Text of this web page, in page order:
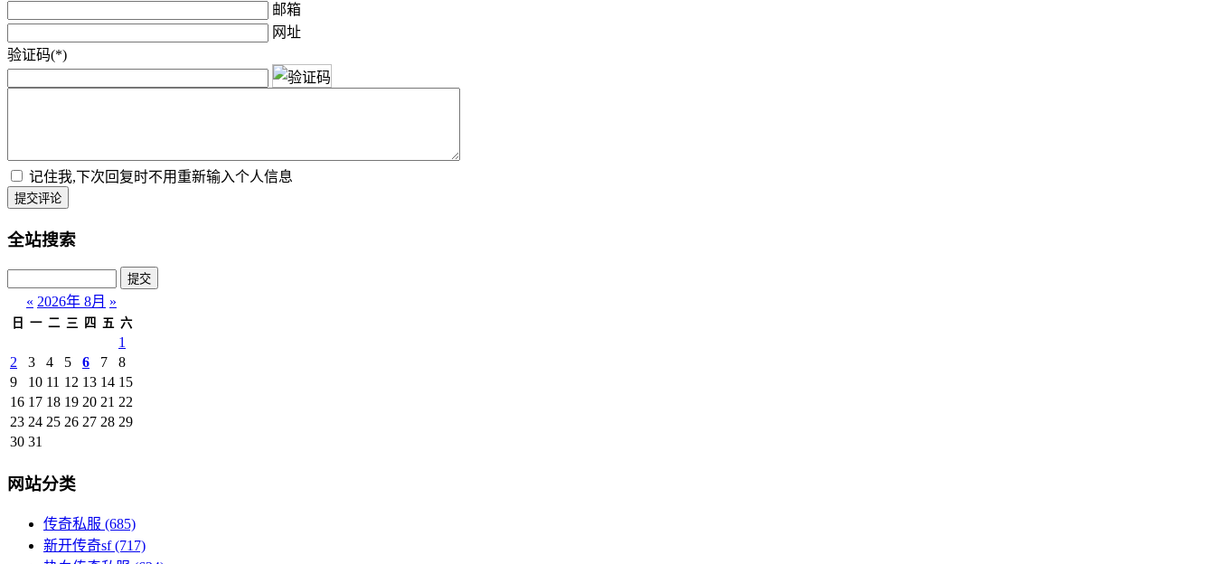
邮箱
网址
验证码(*)
记住我,下次回复时不用重新输入个人信息
提交评论
全站搜索
« 2026年 8月 »
日 一 二 三 四 五 六
1
2
3 4 5 6 7
8
9
10 11 12 13 14 15
16 17 18 19 20 21 22
23 24 25 26 27 28 29
30 31
网站分类
传奇私服 (685)
新开传奇sf(717)